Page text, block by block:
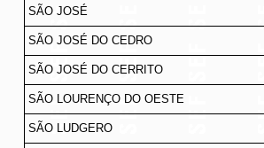
SÃO JOSÉ
SÃO JOSÉ DO CEDRO
SÃO JOSÉ DO CERRITO
SÃO LOURENÇO DO OESTE
SÃO LUDGERO